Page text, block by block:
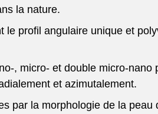
la nature.
profil angulaire unique et
, micro- et double micro-
et azimutalement.
par la morphologie de la